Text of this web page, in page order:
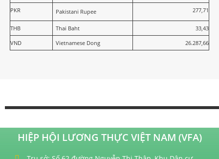
PKR Pakistani Rupee 277,71
THB Thai Baht
33,43
VND
Vietnamese Dong 26.287,66
HIỆP HỘI LƯƠNG THỰC VIỆT NAM (VFA)